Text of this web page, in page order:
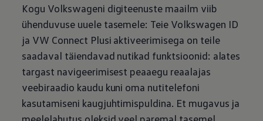
Kogu Volkswageni digiteenuste maailm viib
ühenduvuse uuele tasemele: Teie Volkswagen ID
ja VW Connect Plusi aktiveerimisega on teile
saadaval täiendavad nutikad funktsioonid: alates
targast navigeerimisest peaaegu reaalajas
veebiraadio kaudu kuni oma nutitelefoni
kasutamiseni kaugjuhtimispuldina. Et mugavus ja